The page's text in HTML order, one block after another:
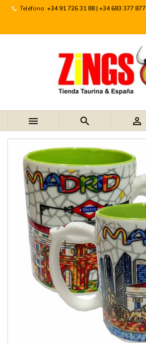
Teléfono: +34 91 726 31 88 | +34 683 377 877
  